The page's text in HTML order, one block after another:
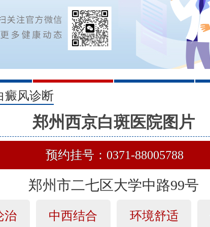
2 3
癜风诊断
郑州西京白斑医院图片
预约挂号：0371-88005788
郑州市二七区大学中路99号
治 中西结合 环境舒适